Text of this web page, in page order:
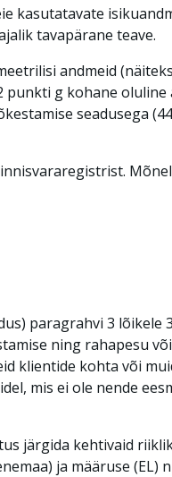
kasutatavate
tavapärane teave.
andmeid
g kohane oluline
seadusega
paragrahvi 3 lõikele
ning rahapesu
klientide kohta või
mis ei ole nende
järgida kehtivaid
ja määruse (EL)